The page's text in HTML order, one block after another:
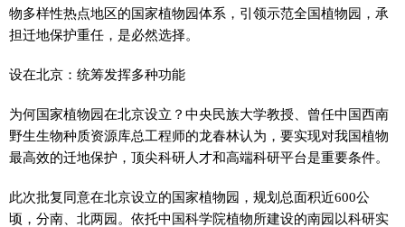
物多样性热点地区的国家植物园体系，引领示范全国植物园，承
担迁地保护重任，是必然选择。
设在北京：统筹发挥多种功能
为何国家植物园在北京设立？中央民族大学教授、曾任中国西南
野生生物种质资源库总工程师的龙春林认为，要实现对我国植物
最高效的迁地保护，顶尖科研人才和高端科研平台是重要条件。
此次批复同意在北京设立的国家植物园，规划总面积近600公
顷，分南、北两园。依托中国科学院植物所建设的南园以科研实